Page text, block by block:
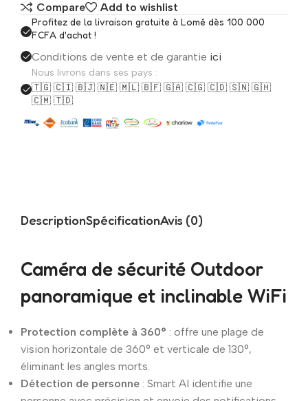
Compare Add to wishlist
Profitez de la livraison gratuite à Lomé dès 100 000
FCFA d'achat !
Conditions de vente et de garantie ici
Nous livrons dans ses pays :
🇹🇬 🇨🇮 🇧🇯 🇳🇪 🇲🇱 🇧🇫 🇬🇦 🇨🇬 🇨🇩 🇸🇳 🇬🇭
🇨🇲 🇹🇩
DescriptionSpécificationAvis (0)
Caméra de sécurité Outdoor
panoramique et inclinable WiFi
Protection complète à 360° : offre une plage de
vision horizontale de 360° et verticale de 130°,
éliminant les angles morts.
Détection de personne : Smart AI identifie une